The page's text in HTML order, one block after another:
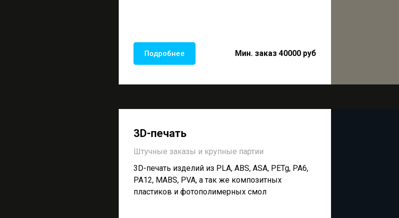
Подробнее Мин. заказ 40000 руб
3D-печать
Штучные заказы и крупные партии
3D-печать изделий из PLA, ABS, ASA, PETg, PA6,
PA12, MABS, PVA, а так же композитных
пластиков и фотополимерных смол